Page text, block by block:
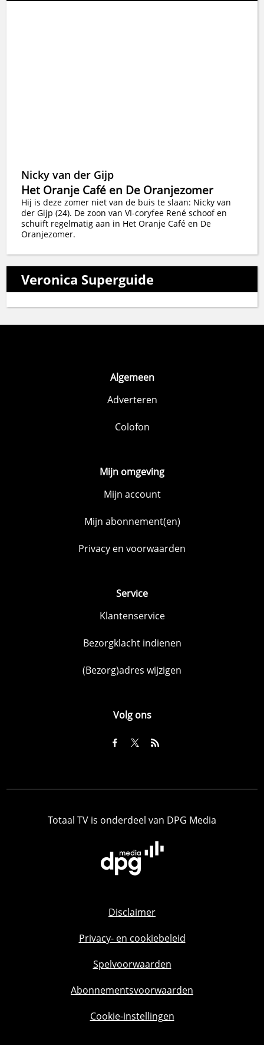
Nicky van der Gijp
Het Oranje Café en De Oranjezomer
Hij is deze zomer niet van de buis te slaan: Nicky van
der Gijp (24). De zoon van VI-coryfee René schoof en
schuift regelmatig aan in Het Oranje Café en De
Oranjezomer.
Veronica Superguide
Algemeen
Adverteren
Colofon
Mijn omgeving
Mijn account
Mijn abonnement(en)
Privacy en voorwaarden
Service
Klantenservice
Bezorgklacht indienen
(Bezorg)adres wijzigen
Volg ons
Totaal TV is onderdeel van DPG Media
Disclaimer
Privacy- en cookiebeleid
Spelvoorwaarden
Abonnementsvoorwaarden
Cookie-instellingen